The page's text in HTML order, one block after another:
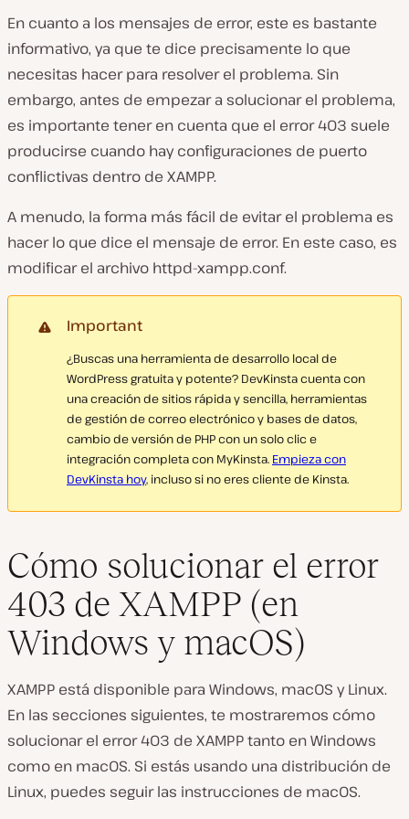
En cuanto a los mensajes de error, este es bastante
informativo, ya que te dice precisamente lo que
necesitas hacer para resolver el problema. Sin
embargo, antes de empezar a solucionar el problema,
es importante tener en cuenta que el error 403 suele
producirse cuando hay configuraciones de puerto
conflictivas dentro de XAMPP.
A menudo, la forma más fácil de evitar el problema es
hacer lo que dice el mensaje de error. En este caso, es
modificar el archivo httpd-xampp.conf.
Important
¿Buscas una herramienta de desarrollo local de
WordPress gratuita y potente? DevKinsta cuenta con
una creación de sitios rápida y sencilla, herramientas
de gestión de correo electrónico y bases de datos,
cambio de versión de PHP con un solo clic e
integración completa con MyKinsta. Empieza con
DevKinsta hoy, incluso si no eres cliente de Kinsta.
Cómo solucionar el error
403 de XAMPP (en
Windows y macOS)
XAMPP está disponible para Windows, macOS y Linux.
En las secciones siguientes, te mostraremos cómo
solucionar el error 403 de XAMPP tanto en Windows
como en macOS. Si estás usando una distribución de
Linux, puedes seguir las instrucciones de macOS.